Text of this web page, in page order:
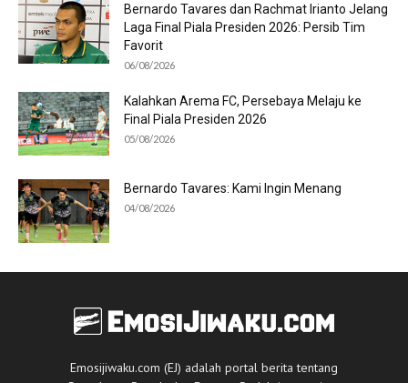
Bernardo Tavares dan Rachmat Irianto Jelang
Laga Final Piala Presiden 2026: Persib Tim
Favorit
06/08/2026
Kalahkan Arema FC, Persebaya Melaju ke
Final Piala Presiden 2026
05/08/2026
Bernardo Tavares: Kami Ingin Menang
04/08/2026
Emosijiwaku.com (EJ) adalah portal berita tentang